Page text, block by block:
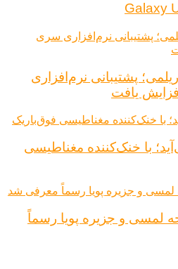
پشتیبانی نرم‌افزاری
با خنک‌کننده مغناطیسی
۲۰۲۶ با صفحه لمسی و جزیره پویا رسماً